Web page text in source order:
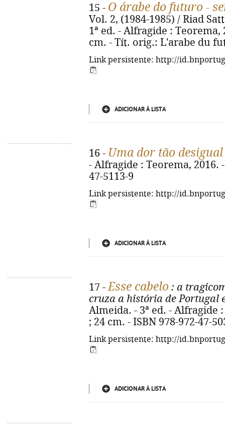
15 - O árabe do futuro -
Vol. 2, (1984-1985) / Riad
1ª ed. - Alfragide : Teorema,
cm. - Tít. orig.: L'arabe du
Link persistente: http://
ADICIONAR À LISTA
16 - Uma dor tão desigual
- Alfragide : Teorema, 2016.
47-5113-9
Link persistente: http://
ADICIONAR À LISTA
17 -Esse cabelo : a
cruza a história de Portugal
Almeida. - 3ª ed. - Alfragide
; 24 cm. - ISBN 978-972-47-
Link persistente: http://
ADICIONAR À LISTA